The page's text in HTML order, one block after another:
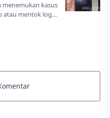
menemukan kasus
atau mentok logo
ini untuk
Oppo A…